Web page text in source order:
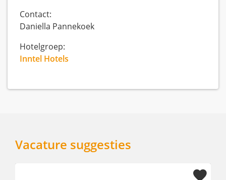
Contact:
Daniella Pannekoek
Hotelgroep:
Inntel Hotels
Vacature suggesties